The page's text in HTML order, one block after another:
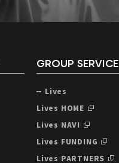
GROUP SERVICE
Lives
Lives HOME
Lives NAVI
Lives FUNDING
Lives PARTNERS